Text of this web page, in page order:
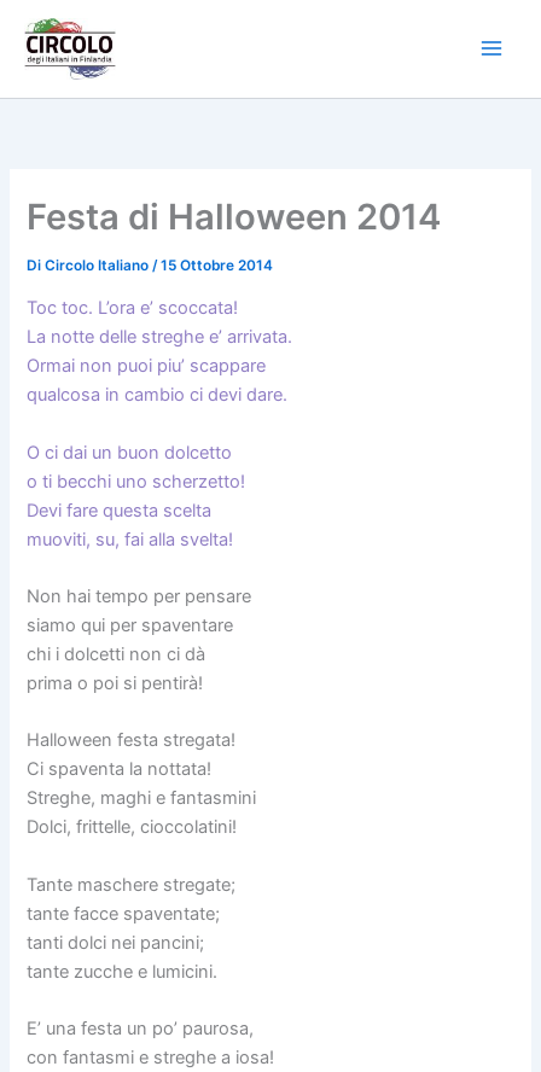
contenuto
Festa di Halloween 2014
DiCircolo Italiano /15 Ottobre 2014
Toc toc. L’ora e’ scoccata!
La notte delle streghe e’ arrivata.
Ormai non puoi piu’ scappare
qualcosa in cambio ci devi dare.
O ci dai un buon dolcetto
o ti becchi uno scherzetto!
Devi fare questa scelta
muoviti, su, fai alla svelta!
Non hai tempo per pensare
siamo qui per spaventare
chi i dolcetti non ci dà
prima o poi si pentirà!
Halloween festa stregata!
Ci spaventa la nottata!
Streghe, maghi e fantasmini
Dolci, frittelle, cioccolatini!
Tante maschere stregate;
tante facce spaventate;
tanti dolci nei pancini;
tante zucche e lumicini.
E’ una festa un po’ paurosa,
con fantasmi e streghe a iosa!